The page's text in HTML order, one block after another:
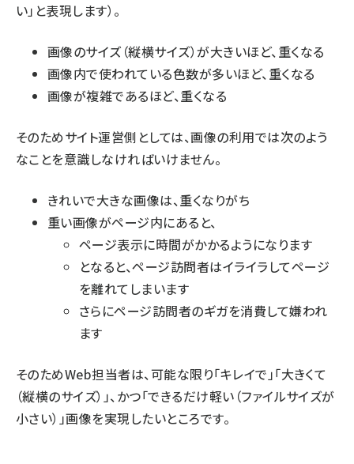
い」と表現します）。
画像のサイズ（縦横サイズ）が大きいほど、重くなる
画像内で使われている色数が多いほど、重くなる
画像が複雑であるほど、重くなる
そのためサイト運営側としては、画像の利用では次のよう
なことを意識しなければいけません。
きれいで大きな画像は、重くなりがち
重い画像がページ内にあると、
ページ表示に時間がかかるようになります
となると、ページ訪問者はイライラしてページ
を離れてしまいます
さらにページ訪問者のギガを消費して嫌われ
ます
そのためWeb担当者は、可能な限り「キレイで」「大きくて
（縦横のサイズ）」、かつ「できるだけ軽い（ファイルサイズが
小さい）」画像を実現したいところです。